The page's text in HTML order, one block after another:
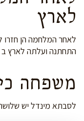
לארץ
לאחר המלחמה הן חזרו
התחתנה ועלתה לארץ ב 1962 .
משפחה
לסבתא מינדל יש שלושה